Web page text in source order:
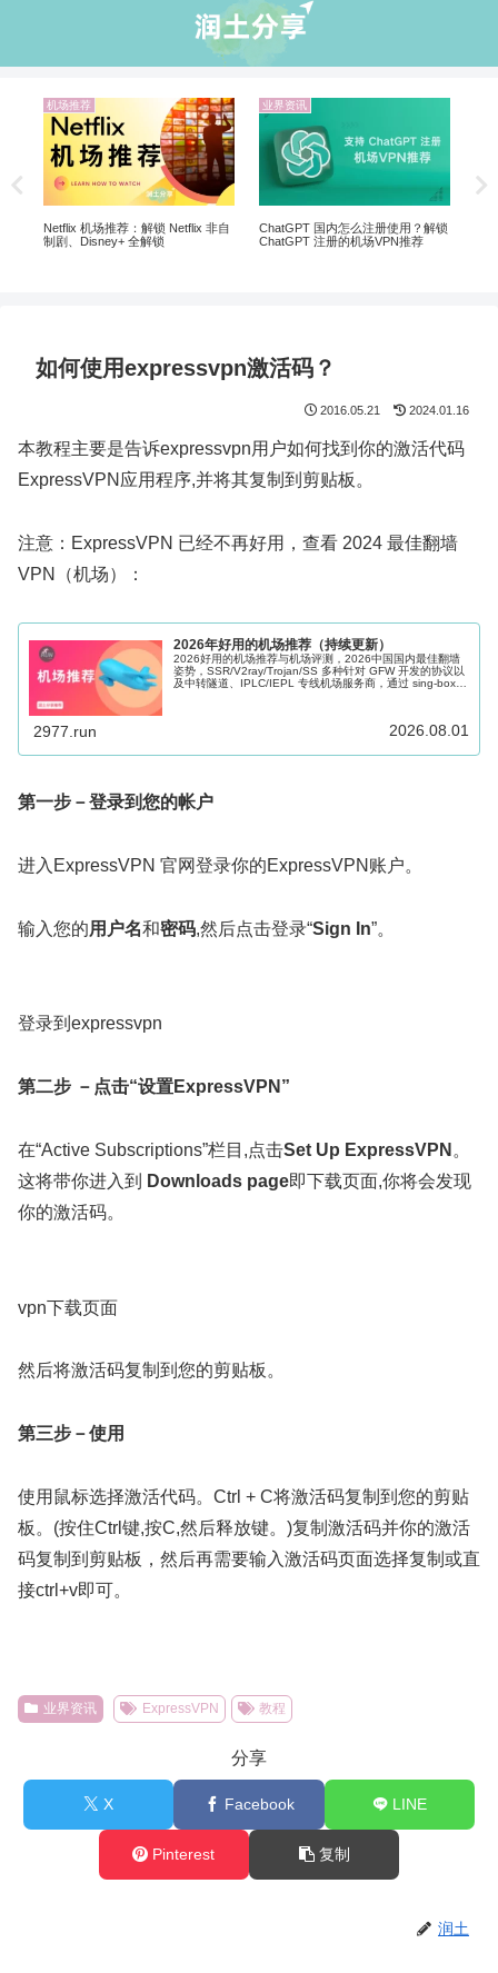
机场推荐
Netflix 机场推荐：解锁 Netflix 非自
制剧、Disney+ 全解锁
业界资讯
ChatGPT 国内怎么注册使用？解锁
ChatGPT 注册的机场VPN推荐
如何使用expressvpn激活码？
2016.05.21 2024.01.16
本教程主要是告诉expressvpn用户如何找到你的激活代码
ExpressVPN应用程序,并将其复制到剪贴板。
注意：ExpressVPN 已经不再好用，查看 2024 最佳翻墙
VPN（机场）：
2026年好用的机场推荐（持续更新）
2026好用的机场推荐与机场评测，2026中国国内最佳翻墙
姿势，SSR/V2ray/Trojan/SS 多种针对 GFW 开发的协议以
及中转隧道、IPLC/IEPL 专线机场服务商，通过 sing-box、
2977.run 2026.08.01
第一步－登录到您的帐户
进入ExpressVPN 官网登录你的ExpressVPN账户。
输入您的用户名和密码,然后点击登录“Sign In”。
登录到expressvpn
第二步 －点击“设置ExpressVPN”
在“Active Subscriptions”栏目,点击Set Up ExpressVPN 。
这将带你进入到
Downloads page即下载页面,你将会发现
你的激活码。
vpn下载页面
然后将激活码复制到您的剪贴板。
第三步－使用
使用鼠标选择激活代码。Ctrl + C将激活码复制到您的剪贴
板。(按住Ctrl键,按C,然后释放键。)复制激活码并你的激活
码复制到剪贴板，然后再需要输入激活码页面选择复制或直
接ctrl+v即可。
业界资讯 ExpressVPN 教程
分享
X Facebook LINE
Pinterest 复制
润土